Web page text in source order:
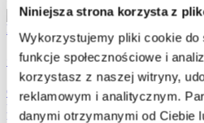
Niniejsza strona korzysta z
Wykorzystujemy pliki cookie
funkcje społecznościowe i
korzystasz z naszej witryny,
reklamowym i analitycznym.
danymi otrzymanymi od Ciebie
Cieciorka Porcja Na Raz Na
Cieciorka Bonduelle „Porcja na raz
puszeczki po 85 g, które są idealnym